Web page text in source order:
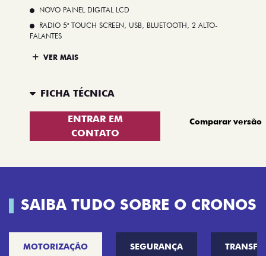
NOVO PAINEL DIGITAL LCD
RADIO 5" TOUCH SCREEN, USB, BLUETOOTH, 2 ALTO-
FALANTES
VER MAIS
FICHA TÉCNICA
ENTRAR EM
CONTATO
Comparar versão
SAIBA TUDO SOBRE O CRONOS
MOTORIZAÇÃO SEGURANÇA